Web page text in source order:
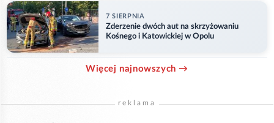
7 SIERPNIA
Zderzenie dwóch aut na skrzyżowaniu
Kośnego i Katowickiej w Opolu
Więcej najnowszych →
reklama